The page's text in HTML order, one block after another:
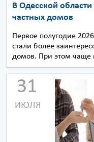
В Одесской области
частных домов
Первое полугодие
стали более
домов. При этом чаще
31
ИЮЛЯ